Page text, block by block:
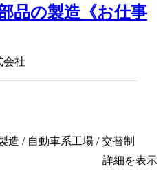
品の製造《お仕事
会社
造 / 自動車系工場 / 交替制
詳細を表示